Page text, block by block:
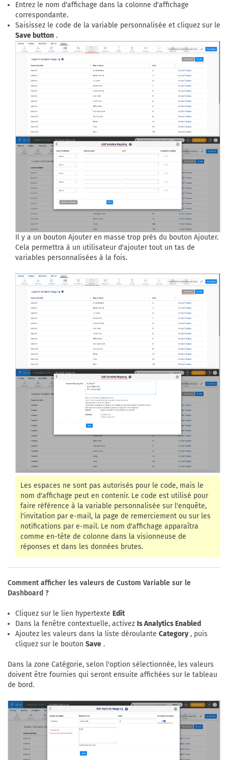
Entrez le nom d'affichage dans la colonne d'affichage
correspondante.
Saisissez le code de la variable personnalisée et cliquez sur le
Save button .
Il y a un bouton Ajouter en masse trop près du bouton Ajouter.
Cela permettra à un utilisateur d'ajouter tout un tas de
variables personnalisées à la fois.
Les espaces ne sont pas autorisés pour le code, mais le
nom d'affichage peut en contenir. Le code est utilisé pour
faire référence à la variable personnalisée sur l'enquête,
l'invitation par e-mail, la page de remerciement ou sur les
notifications par e-mail. Le nom d'affichage apparaîtra
comme en-tête de colonne dans la visionneuse de
réponses et dans les données brutes.
Comment afficher les valeurs de Custom Variable sur le
Dashboard ?
Cliquez sur le lien hypertexte Edit
Dans la fenêtre contextuelle, activez Is Analytics Enabled
Ajoutez les valeurs dans la liste déroulante Category, puis
cliquez sur le bouton Save .
Dans la zone Catégorie, selon l'option sélectionnée, les valeurs
doivent être fournies qui seront ensuite affichées sur le tableau
de bord.